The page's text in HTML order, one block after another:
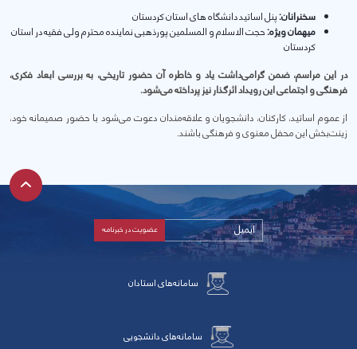
سخنرانان:پنل اساتید دانشگاه های استان کردستان
میهمان ویژه:حجت الاسلام و المسلمین پورذهبی نماینده محترم ولی فقیه در استان
کردستان
در این مراسم، ضمن گرامی‌داشت یاد و خاطره آن حضور تاریخی، به بررسی ابعاد فکری،
فرهنگی و اجتماعی این رویداد اثرگذار نیز پرداخته می‌شود.
از عموم اساتید، کارکنان، دانشجویان و علاقه‌مندان دعوت می‌شود با حضور صمیمانه خود،
زینت‌بخش این محفل معنوی و فرهنگی باشند.
سامانه‌های استادان
سامانه‌های دانشجویی